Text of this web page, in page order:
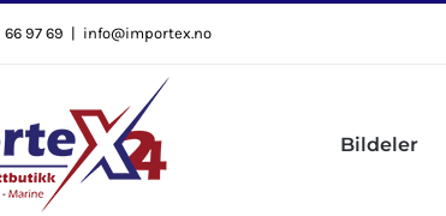
97 69 | info@importex.no
Bildeler